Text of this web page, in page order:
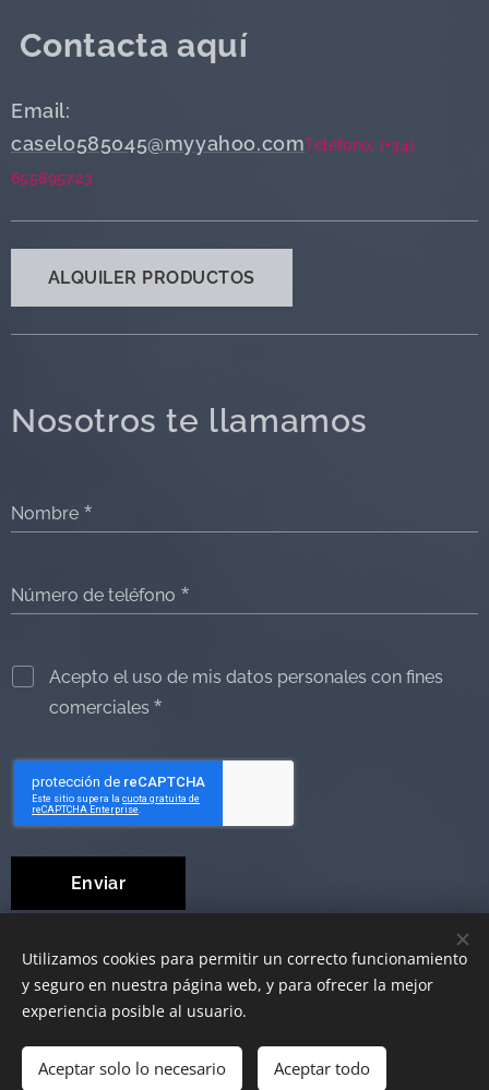
Añadir a la cesta
Contacta aquí
Email:
caselo585045@myyahoo.comTeléfono: (+34)
655895723
ALQUILER PRODUCTOS
Nosotros te llamamos
Nombre
Número de teléfono
Acepto el uso de mis datos personales con fines
comerciales
Enviar
© 2019 Ayudas Técnicas al Dependiente Cookies
Utilizamos cookies para permitir un correcto funcionamiento
y seguro en nuestra página web, y para ofrecer la mejor
experiencia posible al usuario.
Aceptar solo lo necesario Aceptar todo